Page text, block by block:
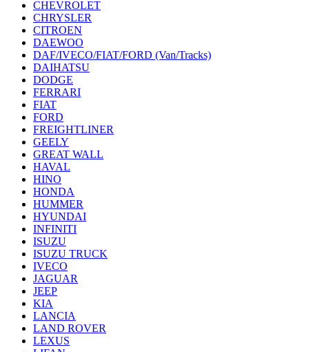
CHEVROLET
CHRYSLER
CITROEN
DAEWOO
DAF/IVECO/FIAT/FORD (Van/Tracks)
DAIHATSU
DODGE
FERRARI
FIAT
FORD
FREIGHTLINER
GEELY
GREAT WALL
HAVAL
HINO
HONDA
HUMMER
HYUNDAI
INFINITI
ISUZU
ISUZU TRUCK
IVECO
JAGUAR
JEEP
KIA
LANCIA
LAND ROVER
LEXUS